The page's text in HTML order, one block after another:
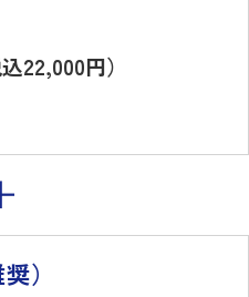
22,000円）
）